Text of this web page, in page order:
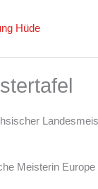
Meisterin Europe